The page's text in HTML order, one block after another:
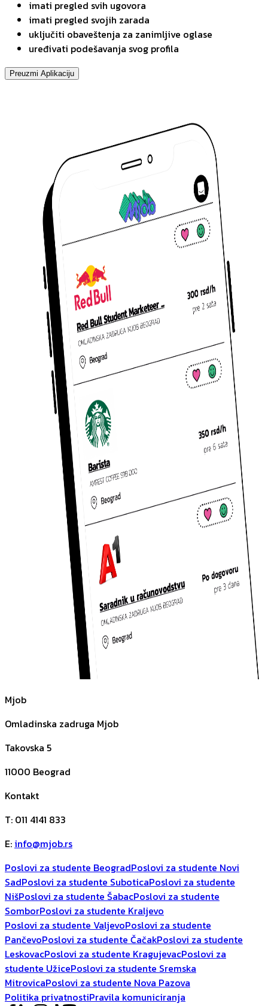
imati pregled svih ugovora
imati pregled svojih zarada
uključiti obaveštenja za zanimljive oglase
uređivati podešavanja svog profila
Preuzmi Aplikaciju
Mjob
Omladinska zadruga Mjob
Takovska 5
11000 Beograd
Kontakt
T: 011 4141 833
E: info@mjob.rs
Poslovi za studente BeogradPoslovi za studente Novi
SadPoslovi za studente SuboticaPoslovi za studente
NišPoslovi za studente ŠabacPoslovi za studente
SomborPoslovi za studente Kraljevo
Poslovi za studente ValjevoPoslovi za studente
PančevoPoslovi za studente ČačakPoslovi za studente
LeskovacPoslovi za studente KragujevacPoslovi za
studente UžicePoslovi za studente Sremska
MitrovicaPoslovi za studente Nova Pazova
Politika privatnostiPravila komuniciranja